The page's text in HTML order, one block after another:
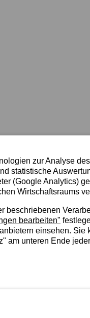
zur Analyse
statistische
(Google Analytics)
Wirtschaftsraums
beschriebenen
bearbeiten"
einsehen. Sie
am unteren Ende